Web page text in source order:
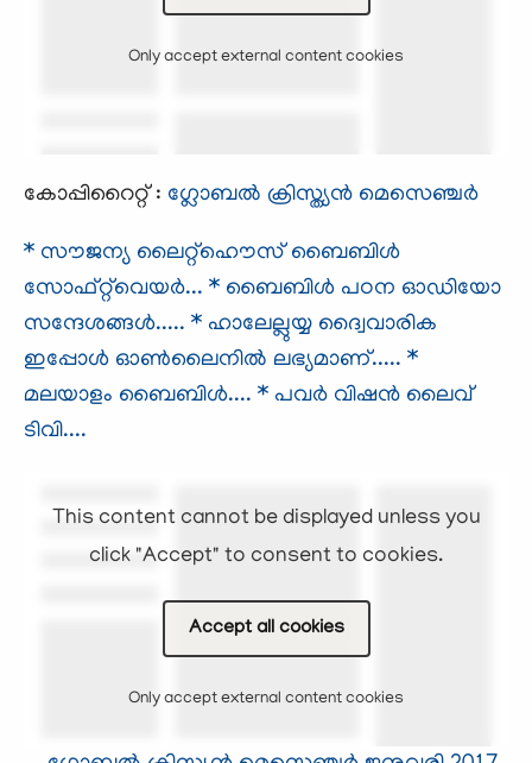
Only accept external content cookies
കോപ്പിറൈറ്റ് : ഗ്ലോബല്‍ ക്രിസ്ത്യന്‍ മെസെഞ്ചര്‍
* സൗജന്യ ലൈറ്റ്ഹൌസ് ബൈബിള്‍
സോഫ്റ്റ്‌വെയര്‍... * ബൈബിള്‍ പഠന ഓഡിയോ
സന്ദേശങ്ങള്‍..... * ഹാലേല്ലുയ്യ ദ്വൈവാരിക
ഇപ്പോള്‍ ഓണ്‍ലൈനില്‍ ലഭ്യമാണ്..... *
മലയാളം ബൈബിള്‍.... * പവര്‍ വിഷന്‍ ലൈവ്
ടിവി....
This content cannot be displayed unless you
click "Accept" to consent to cookies.
Accept all cookies
Only accept external content cookies